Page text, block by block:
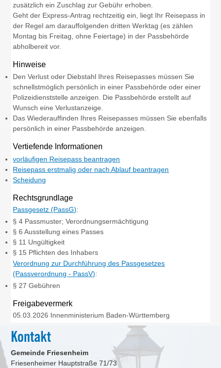
zusätzlich ein Zuschlag zur Gebühr erhoben.
Geht der Express-Antrag rechtzeitig ein, liegt Ihr Reisepass in
der Regel am darauffolgenden dritten Werktag (es zählen
Montag bis Freitag, ohne Feiertage) in der Passbehörde
abholbereit vor.
Hinweise
Den Verlust oder Diebstahl Ihres Reisepasses müssen Sie
schnellstmöglich persönlich in einer Passbehörde oder einer
Polizeidienststelle anzeigen. Die Passbehörde erstellt auf
Wunsch eine Verlustanzeige.
Das Wiederauffinden Ihres Reisepasses müssen Sie ebenfalls
persönlich in einer Passbehörde anzeigen.
Vertiefende Informationen
vorläufigen Reisepass beantragen
Reisepass erstmalig oder nach Ablauf beantragen
Scheidung
Rechtsgrundlage
Passgesetz (PassG):
§ 4 Passmuster; Verordnungsermächtigung
§ 6 Ausstellung eines Passes
§ 11 Ungültigkeit
§ 15 Pflichten des Inhabers
Verordnung zur Durchführung des Passgesetzes
(Passverordnung - PassV):
§ 27 Gebühren
Freigabevermerk
05.03.2026 Innenministerium Baden-Württemberg
Kontakt
Gemeinde Friesenheim
Friesenheimer Hauptstraße 71/73